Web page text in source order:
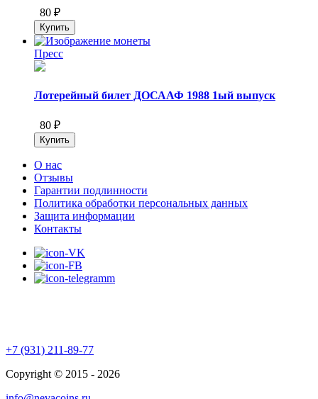
80 ₽
Пресс
Лотерейный билет ДОСААФ 1988 1ый выпуск
80 ₽
О нас
Отзывы
Гарантии подлинности
Политика обработки персональных данных
Защита информации
Контакты
+7 (931) 211-89-77
Copyright © 2015 - 2026